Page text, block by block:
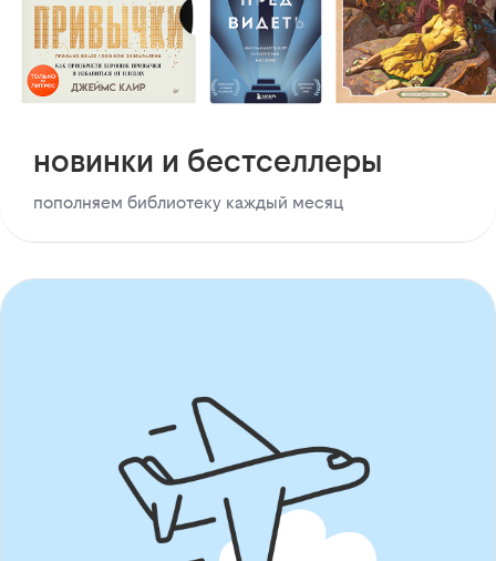
новинки и бестселлеры
пополняем библиотеку каждый месяц